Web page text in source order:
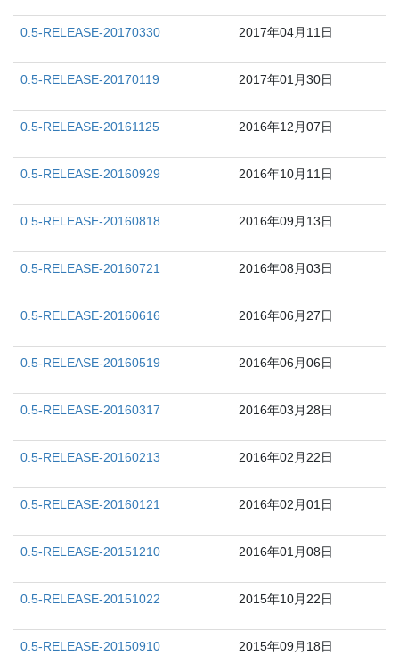
0.5-RELEASE-20170330 2017年04月11日
0.5-RELEASE-20170119 2017年01月30日
0.5-RELEASE-20161125 2016年12月07日
0.5-RELEASE-20160929 2016年10月11日
0.5-RELEASE-20160818 2016年09月13日
0.5-RELEASE-20160721 2016年08月03日
0.5-RELEASE-20160616 2016年06月27日
0.5-RELEASE-20160519 2016年06月06日
0.5-RELEASE-20160317 2016年03月28日
0.5-RELEASE-20160213 2016年02月22日
0.5-RELEASE-20160121 2016年02月01日
0.5-RELEASE-20151210 2016年01月08日
0.5-RELEASE-20151022 2015年10月22日
0.5-RELEASE-20150910 2015年09月18日